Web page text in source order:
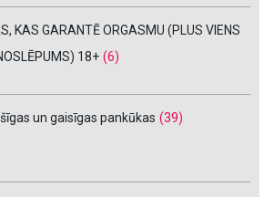
KAS GARANTĒ ORGASMU (PLUS VIENS
18+ (6)
un gaisīgas pankūkas (39)